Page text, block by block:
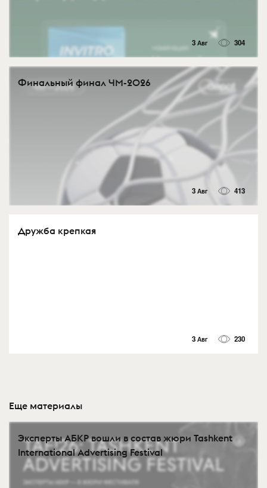
3 Авг 304
Финальный финал ЧМ-2026
3 Авг 413
Дружба крепкая
3 Авг 230
Еще материалы
Эксперты АБКР вошли в состав жюри Tashkent
International Advertising Festival